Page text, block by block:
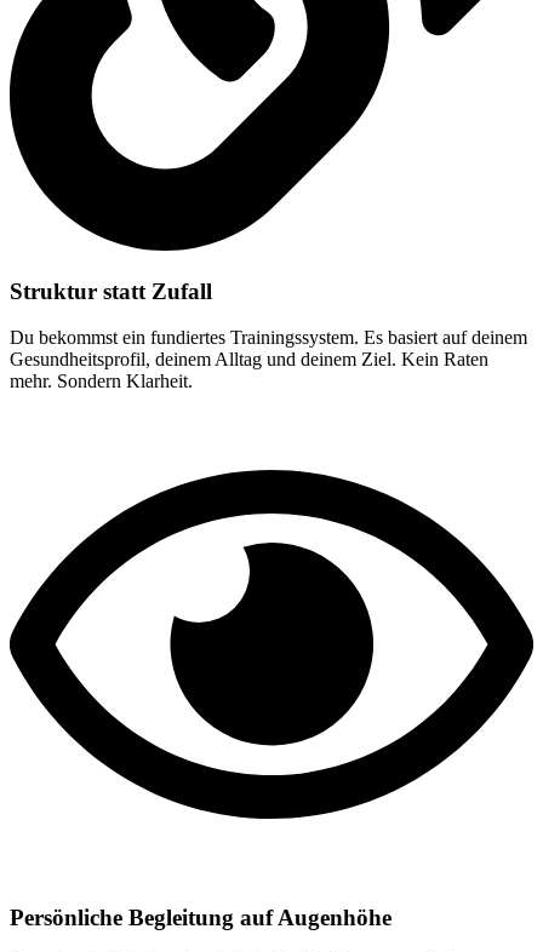
Struktur statt Zufall
Du bekommst ein fundiertes Trainingssystem. Es basiert auf deinem
Gesundheitsprofil, deinem Alltag und deinem Ziel. Kein Raten
mehr. Sondern Klarheit.
Persönliche Begleitung auf Augenhöhe